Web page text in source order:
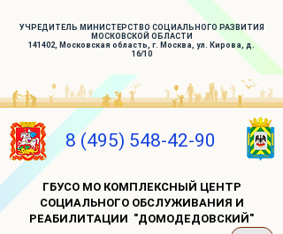
УЧРЕДИТЕЛЬ МИНИСТЕРСТВО СОЦИАЛЬНОГО РАЗВИТИЯ
МОСКОВСКОЙ ОБЛАСТИ
141402, Московская область, г. Москва, ул. Кирова, д.
16/10
8 (495) 548-42-90
ГБУСО МО КОМПЛЕКСНЫЙ ЦЕНТР
СОЦИАЛЬНОГО ОБСЛУЖИВАНИЯ И
РЕАБИЛИТАЦИИ "ДОМОДЕДОВСКИЙ"